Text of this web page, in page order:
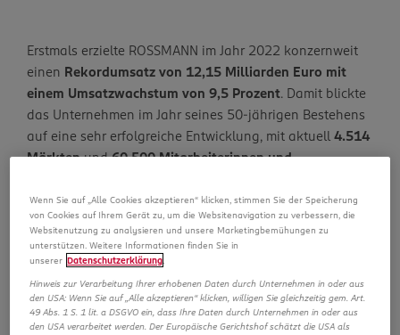
Erstmals erzielte ROSSMANN im Jahr 2022 konzernweit
einen Rekordumsatz von 12,15 Milliarden Euro mit
einem Umsatzwachstum von 9,­5 Prozent. Damit blickte
das Unternehmen im Jahr seines 50-jährigen Bestehens
auf eine sehr erfolgreiche Entwicklung, mit aktuell 4.514
Märktenund60.500 Mitarbeiterinnen und
In Deutschland, mit seinen 2.263 Filialen, wuchs der
Umsatz um 7 Prozent auf 8,45 Milliarden Euro
Türkei, Albanien, Kosovo und Spanien) verzeichneten
einen Umsatzanstieg von16 Prozent auf 3,7 Milliarden
Wenn Sie auf „Alle Cookies akzeptieren“ klicken, stimmen Sie der Speicherung
von Cookies auf Ihrem Gerät zu, um die Websitenavigation zu verbessern, die
Websitenutzung zu analysieren und unsere Marketingbemühungen zu
unterstützen. Weitere Informationen finden Sie in
unserer Datenschutzerklärung.
Hinweis zur Verarbeitung Ihrer erhobenen Daten durch Unternehmen in oder aus
den USA: Wenn Sie auf „Alle akzeptieren“ klicken, willigen Sie gleichzeitig gem. Art.
49 Abs. 1 S. 1 lit. a DSGVO ein, dass Ihre Daten durch Unternehmen in oder aus
den USA verarbeitet werden. Der Europäische Gerichtshof schätzt die USA als